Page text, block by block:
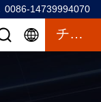
0086-14739994070
チャットによるご相談